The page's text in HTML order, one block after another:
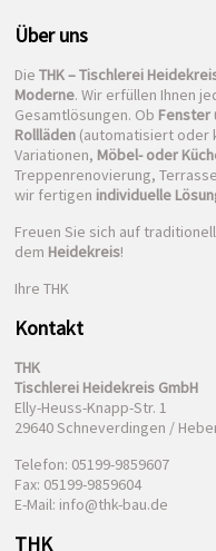
Über uns
DieTHK – Tischlerei
Moderne. Wir erfüllen Ihnen
Gesamtlösungen. Ob Fenster
Rollläden (automatisiert oder
Variationen, Möbel- oder
Treppenrenovierung,
wir fertigen individuelle
Freuen Sie sich auf
dem Heidekreis!
Ihre THK
Kontakt
THK
Tischlerei Heidekreis GmbH
Elly-Heuss-Knapp-Str. 1
29640 Schneverdingen /
Telefon: 05199-9859607
Fax: 05199-9859604
E-Mail: info@thk-bau.de
THK